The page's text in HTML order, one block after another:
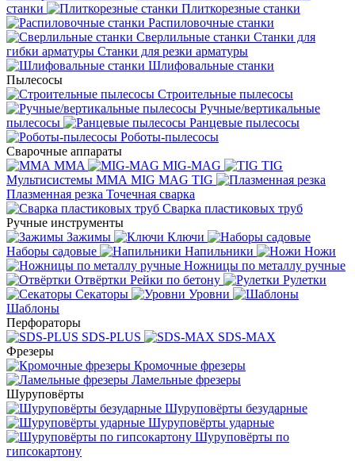
станки
Плиткорезные станки
Распиловочные станки
Сверлильные станки Станки для
гибки арматуры Станки для резки арматуры
Шлифовальные станки
Пылесосы
Строительные пылесосы
Ручные/вертикальные
пылесосы
Ранцевые пылесосы
Роботы-пылесосы
Сварочные аппараты
MMA
MIG-MAG
TIG
Мультисистемы ММА MIG MAG TIG
Плазменная резка Точечная сварка
Cварка пластиковых труб
Ручные инструменты
Зажимы
Ключи
Наборы садовые
Напильники
Ножи
Ножницы по металлу ручные
Отвёртки Рейки по бетону
Рулетки
Секаторы
Уровни
Шаблоны
Перфораторы
SDS-PLUS
SDS-MAX
Фрезеры
Кромочные фрезеры
Ламельные фрезеры
Шуруповёрты
Шуруповёрты безударные
Шуруповёрты ударные
Шуруповёрты по
гипсокартону